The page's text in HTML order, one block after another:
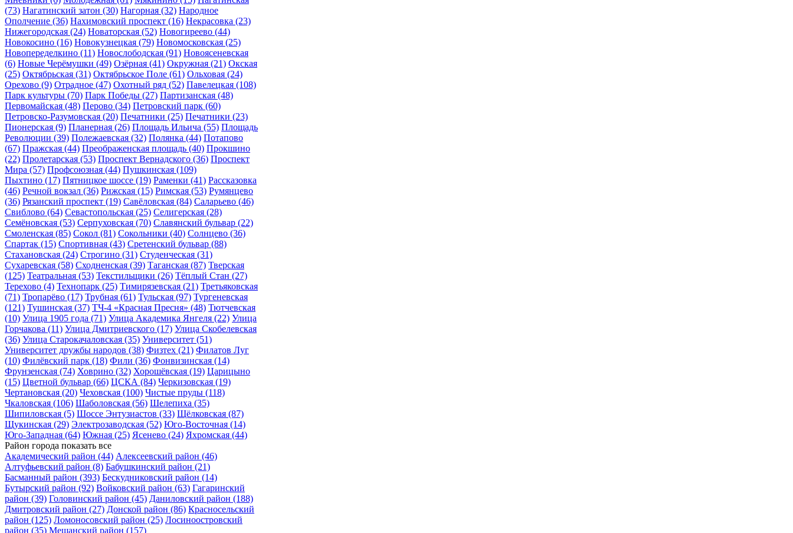
(73) Нагатинский затон (30) Нагорная (32) Народное
Ополчение (36) Нахимовский проспект (16) Некрасовка (23)
Нижегородская (24) Новаторская (52) Новогиреево (44)
Новокосино (16) Новокузнецкая (79) Новомосковская (25)
Новопеределкино (11) Новослободская (91) Новоясеневская
(6) Новые Черёмушки (49) Озёрная (41) Окружная (21) Окская
(25) Октябрьская (31) Октябрьское Поле (61) Ольховая (24)
Орехово (9) Отрадное (47) Охотный ряд (52) Павелецкая (108)
Парк культуры (70) Парк Победы (27) Партизанская (48)
Первомайская (48) Перово (34) Петровский парк (60)
Петровско-Разумовская (20) Печатники (25) Печатники (23)
Пионерская (9) Планерная (26) Площадь Ильича (55) Площадь
Революции (39) Полежаевская (32) Полянка (44) Потапово
(67) Пражская (44) Преображенская площадь (40) Прокшино
(22) Пролетарская (53) Проспект Вернадского (36) Проспект
Мира (57) Профсоюзная (44) Пушкинская (109)
Пыхтино (17) Пятницкое шоссе (19) Раменки (41) Рассказовка
(46) Речной вокзал (36) Рижская (15) Римская (53) Румянцево
(36) Рязанский проспект (19) Савёловская (84) Саларьево (46)
Свиблово (64) Севастопольская (25) Селигерская (28)
Семёновская (53) Серпуховская (70) Славянский бульвар (22)
Смоленская (85) Сокол (81) Сокольники (40) Солнцево (36)
Спартак (15) Спортивная (43) Сретенский бульвар (88)
Стахановская (24) Строгино (31) Студенческая (31)
Сухаревская (58) Сходненская (39) Таганская (87) Тверская
(125) Театральная (53) Текстильщики (26) Тёплый Стан (27)
Терехово (4) Технопарк (25) Тимирязевская (21) Третьяковская
(71) Тропарёво (17) Трубная (61) Тульская (97) Тургеневская
(121) Тушинская (37) ТЧ-4 «Красная Пресня» (48) Тютчевская
(10) Улица 1905 года (71) Улица Академика Янгеля (22) Улица
Горчакова (11) Улица Дмитриевского (17) Улица Скобелевская
(36) Улица Старокачаловская (35) Университет (51)
Университет дружбы народов (38) Физтех (21) Филатов Луг
(10) Филёвский парк (18) Фили (36) Фонвизинская (14)
Фрунзенская (74) Ховрино (32) Хорошёвская (19) Царицыно
(15) Цветной бульвар (66) ЦСКА (84) Черкизовская (19)
Чертановская (20) Чеховская (100) Чистые пруды (118)
Чкаловская (106) Шаболовская (56) Шелепиха (35)
Шипиловская (5) Шоссе Энтузиастов (33) Щёлковская (87)
Щукинская (29) Электрозаводская (52) Юго-Восточная (14)
Юго-Западная (64) Южная (25) Ясенево (24) Яхромская (44)
Район города показать все
Академический район (44) Алексеевский район (46)
Алтуфьевский район (8) Бабушкинский район (21)
Басманный район (393) Бескудниковский район (14)
Бутырский район (92) Войковский район (63) Гагаринский
район (39) Головинский район (45) Даниловский район (188)
Дмитровский район (27) Донской район (86) Красносельский
район (125) Ломоносовский район (25) Лосиноостровский
район (35) Мещанский район (157)